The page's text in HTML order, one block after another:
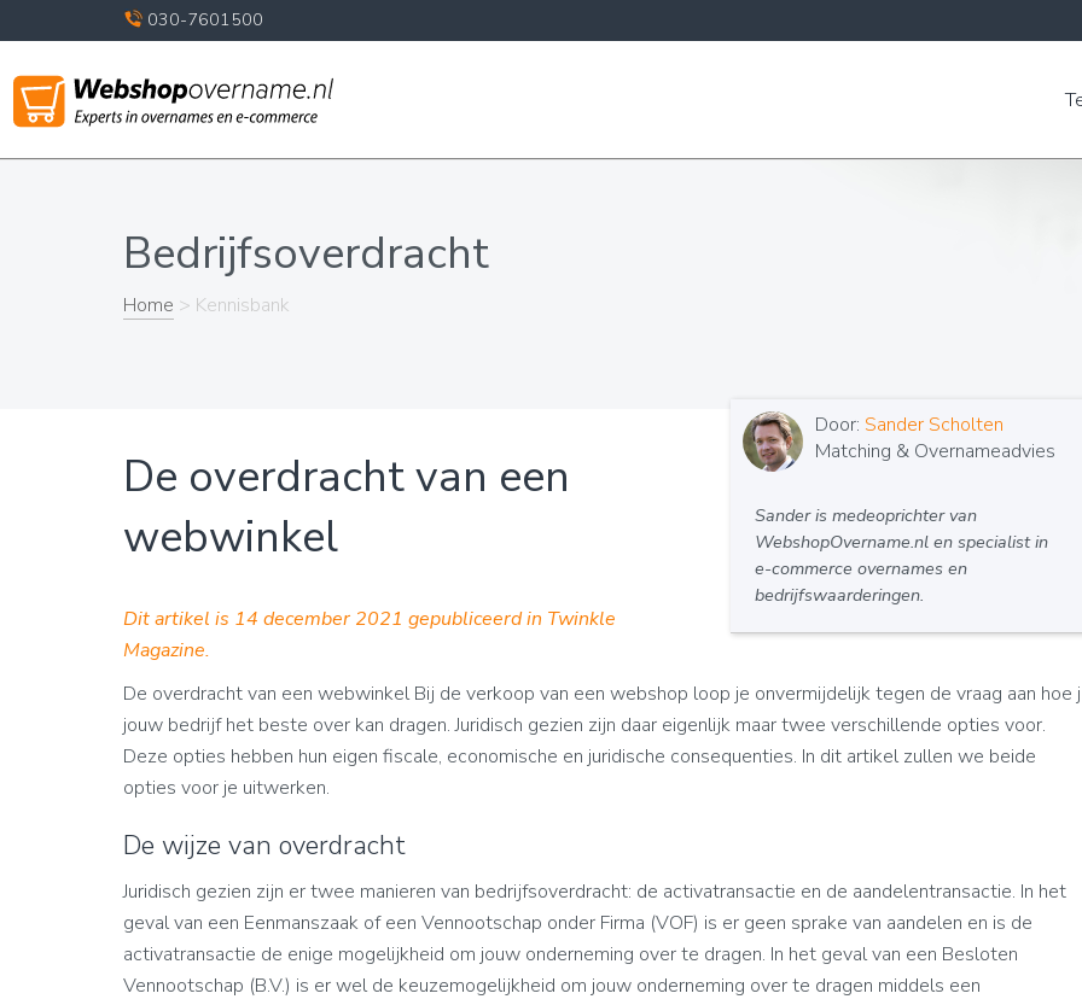
030-7601500
Bedrijfsoverdracht
Home > Kennisbank
Door: Sander Scholten
Matching & Overnameadvies
Sander is medeoprichter van
WebshopOvername.nl en specialist in
e-commerce overnames en
bedrijfswaarderingen.
De overdracht van een
webwinkel
Dit artikel is 14 december 2021 gepubliceerd in Twinkle
Magazine.
De overdracht van een webwinkel Bij de verkoop van een webshop loop je onvermijdelijk tegen de vraag aan hoe
jouw bedrijf het beste over kan dragen. Juridisch gezien zijn daar eigenlijk maar twee verschillende opties voor.
Deze opties hebben hun eigen fiscale, economische en juridische consequenties. In dit artikel zullen we beide
opties voor je uitwerken.
De wijze van overdracht
Juridisch gezien zijn er twee manieren van bedrijfsoverdracht: de activatransactie en de aandelentransactie. In het
geval van een Eenmanszaak of een Vennootschap onder Firma (VOF) is er geen sprake van aandelen en is de
activatransactie de enige mogelijkheid om jouw onderneming over te dragen. In het geval van een Besloten
Vennootschap (B.V.) is er wel de keuzemogelijkheid om jouw onderneming over te dragen middels een